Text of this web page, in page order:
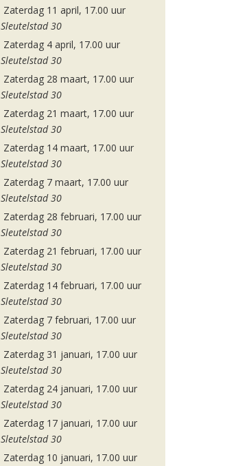
Zaterdag 11 april, 17.00 uur
Sleutelstad 30
Zaterdag 4 april, 17.00 uur
Sleutelstad 30
Zaterdag 28 maart, 17.00 uur
Sleutelstad 30
Zaterdag 21 maart, 17.00 uur
Sleutelstad 30
Zaterdag 14 maart, 17.00 uur
Sleutelstad 30
Zaterdag 7 maart, 17.00 uur
Sleutelstad 30
Zaterdag 28 februari, 17.00 uur
Sleutelstad 30
Zaterdag 21 februari, 17.00 uur
Sleutelstad 30
Zaterdag 14 februari, 17.00 uur
Sleutelstad 30
Zaterdag 7 februari, 17.00 uur
Sleutelstad 30
Zaterdag 31 januari, 17.00 uur
Sleutelstad 30
Zaterdag 24 januari, 17.00 uur
Sleutelstad 30
Zaterdag 17 januari, 17.00 uur
Sleutelstad 30
Zaterdag 10 januari, 17.00 uur